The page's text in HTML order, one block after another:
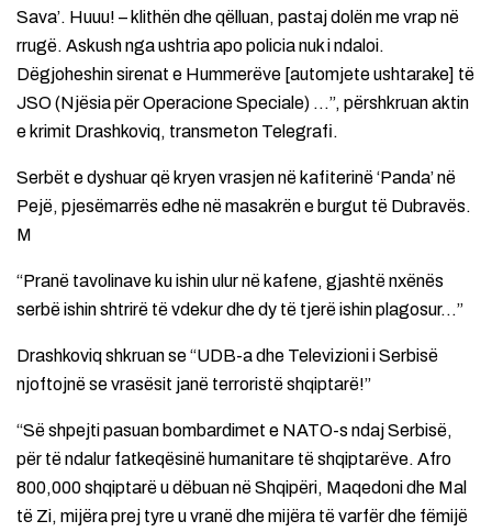
Sava’. Huuu! – klithën dhe qëlluan, pastaj dolën me vrap në
rrugë. Askush nga ushtria apo policia nuk i ndaloi.
Dëgjoheshin sirenat e Hummerëve [automjete ushtarake] të
JSO (Njësia për Operacione Speciale) …”, përshkruan aktin
e krimit Drashkoviq, transmeton Telegrafi.
Serbët e dyshuar që kryen vrasjen në kafiterinë ‘Panda’ në
Pejë, pjesëmarrës edhe në masakrën e burgut të Dubravës.
M
“Pranë tavolinave ku ishin ulur në kafene, gjashtë nxënës
serbë ishin shtrirë të vdekur dhe dy të tjerë ishin plagosur…”
Drashkoviq shkruan se “UDB-a dhe Televizioni i Serbisë
njoftojnë se vrasësit janë terroristë shqiptarë!”
“Së shpejti pasuan bombardimet e NATO-s ndaj Serbisë,
për të ndalur fatkeqësinë humanitare të shqiptarëve. Afro
800,000 shqiptarë u dëbuan në Shqipëri, Maqedoni dhe Mal
të Zi, mijëra prej tyre u vranë dhe mijëra të varfër dhe fëmijë